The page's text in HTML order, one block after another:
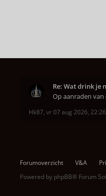
Re: Wat drink je
Hk87, vr 07 aug 2026, 22:26
Forumoverzicht V&A
Powered by phpBB® Forum